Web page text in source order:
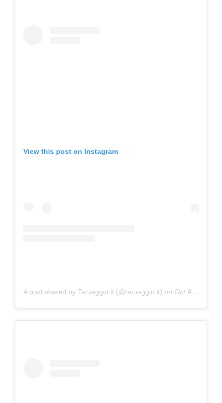
View this post on Instagram
A post shared by Tatuaggio.it (@tatuaggio.it) on Oct 9, 2018 at 12:46am PDT